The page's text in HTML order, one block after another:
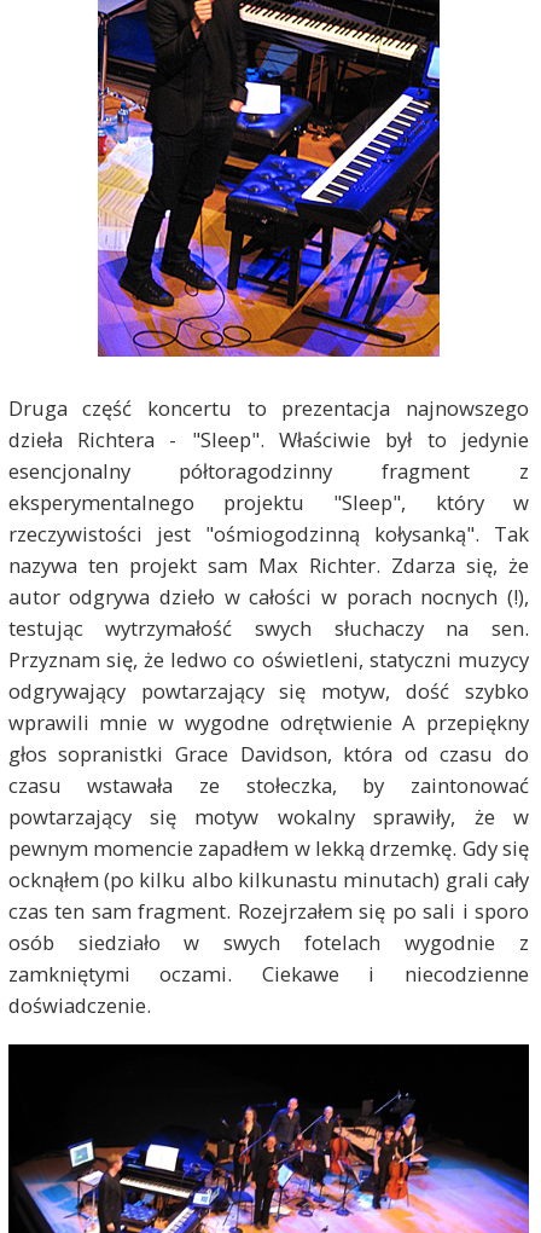
Druga część koncertu to prezentacja najnowszego
dzieła Richtera - "Sleep". Właściwie był to jedynie
esencjonalny półtoragodzinny fragment z
eksperymentalnego projektu "Sleep", który w
rzeczywistości jest "ośmiogodzinną kołysanką". Tak
nazywa ten projekt sam Max Richter. Zdarza się, że
autor odgrywa dzieło w całości w porach nocnych (!),
testując wytrzymałość swych słuchaczy na sen.
Przyznam się, że ledwo co oświetleni, statyczni muzycy
odgrywający powtarzający się motyw, dość szybko
wprawili mnie w wygodne odrętwienie A przepiękny
głos sopranistki Grace Davidson, która od czasu do
czasu wstawała ze stołeczka, by zaintonować
powtarzający się motyw wokalny sprawiły, że w
pewnym momencie zapadłem w lekką drzemkę. Gdy się
ocknąłem (po kilku albo kilkunastu minutach) grali cały
czas ten sam fragment. Rozejrzałem się po sali i sporo
osób siedziało w swych fotelach wygodnie z
zamkniętymi oczami. Ciekawe i niecodzienne
doświadczenie.